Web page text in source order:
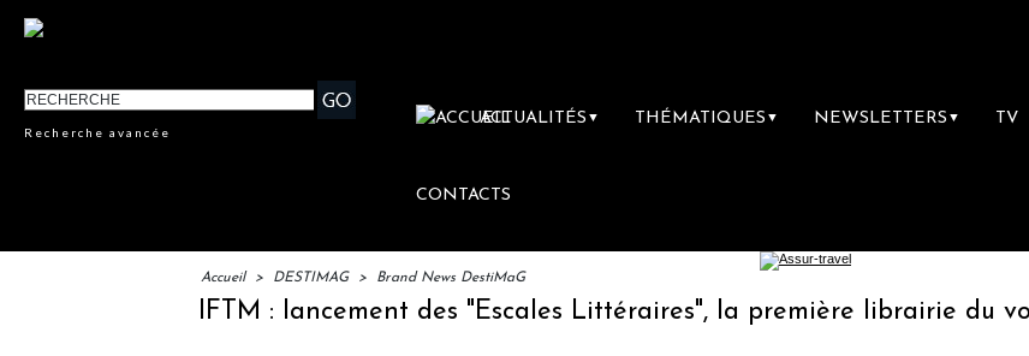
Recherche avancée
ACTUALITÉS ▼ THÉMATIQUES ▼ NEWSLETTERS ▼ TV
CONTACTS
Accueil > DESTIMAG > Brand News DestiMaG
IFTM : lancement des "Escales Littéraires", la première librairie du voyage